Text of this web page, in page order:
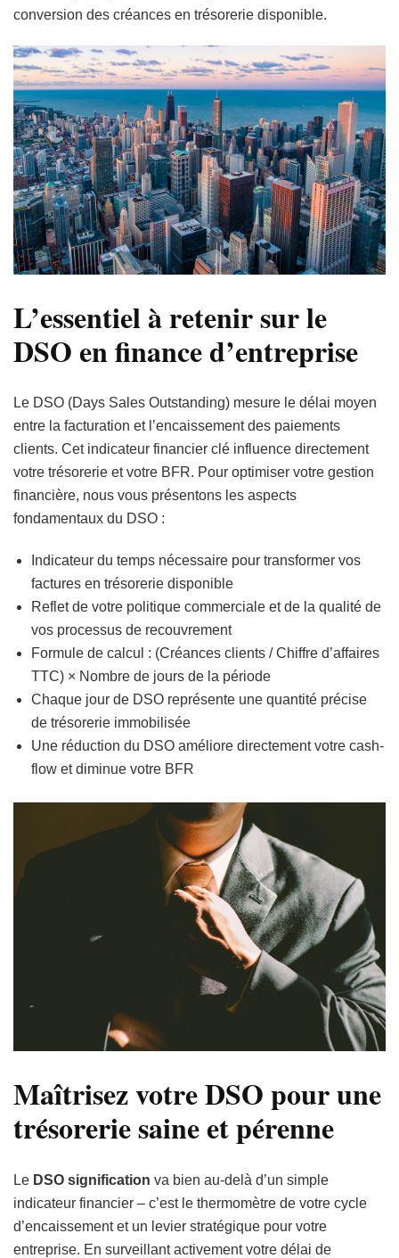
conversion des créances en trésorerie disponible.
L’essentiel à retenir sur le
DSO en finance d’entreprise
Le DSO (Days Sales Outstanding) mesure le délai moyen
entre la facturation et l’encaissement des paiements
clients. Cet indicateur financier clé influence directement
votre trésorerie et votre BFR. Pour optimiser votre gestion
financière, nous vous présentons les aspects
fondamentaux du DSO :
Indicateur du temps nécessaire pour transformer vos
factures en trésorerie disponible
Reflet de votre politique commerciale et de la qualité de
vos processus de recouvrement
Formule de calcul : (Créances clients / Chiffre d’affaires
TTC) × Nombre de jours de la période
Chaque jour de DSO représente une quantité précise
de trésorerie immobilisée
Une réduction du DSO améliore directement votre cash-
flow et diminue votre BFR
Maîtrisez votre DSO pour une
trésorerie saine et pérenne
Le DSO signification va bien au-delà d’un simple
indicateur financier – c’est le thermomètre de votre cycle
d’encaissement et un levier stratégique pour votre
entreprise. En surveillant activement votre délai de